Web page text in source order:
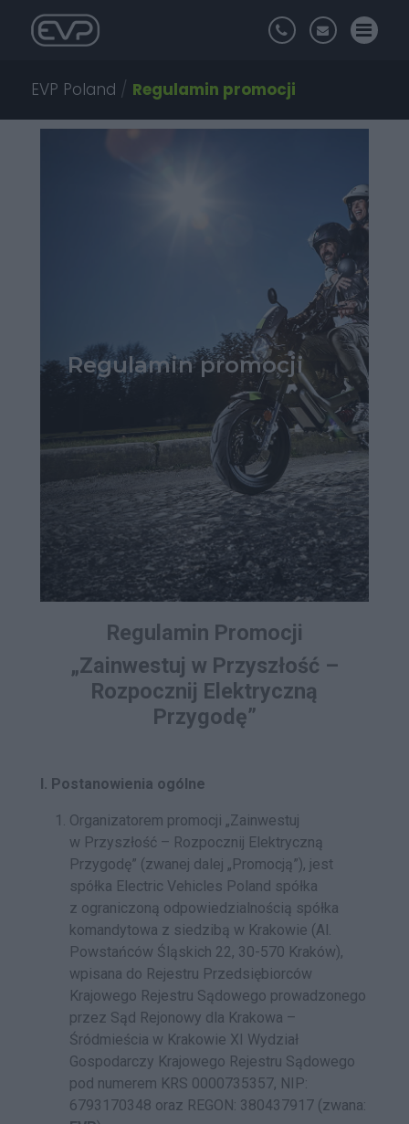
EVP Poland / Regulamin promocji
Regulamin promocji
Regulamin Promocji
„Zainwestuj w Przyszłość –
Rozpocznij Elektryczną
Przygodę”
I. Postanowienia ogólne
Organizatorem promocji „Zainwestuj
w Przyszłość – Rozpocznij Elektryczną
Przygodę” (zwanej dalej „Promocją”), jest
spółka Electric Vehicles Poland spółka
z ograniczoną odpowiedzialnością spółka
komandytowa z siedzibą w Krakowie (Al.
Powstańców Śląskich 22, 30-570 Kraków),
wpisana do Rejestru Przedsiębiorców
Krajowego Rejestru Sądowego prowadzonego
przez Sąd Rejonowy dla Krakowa –
Śródmieścia w Krakowie XI Wydział
Gospodarczy Krajowego Rejestru Sądowego
pod numerem KRS 0000735357, NIP:
6793170348 oraz REGON: 380437917 (zwana: